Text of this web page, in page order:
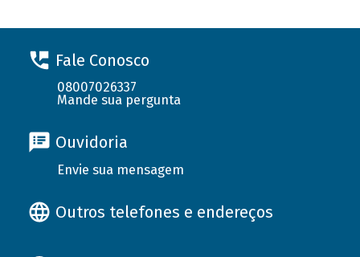
Fale Conosco
08007026337
Mande sua pergunta
Ouvidoria
Envie sua mensagem
Outros telefones e endereços